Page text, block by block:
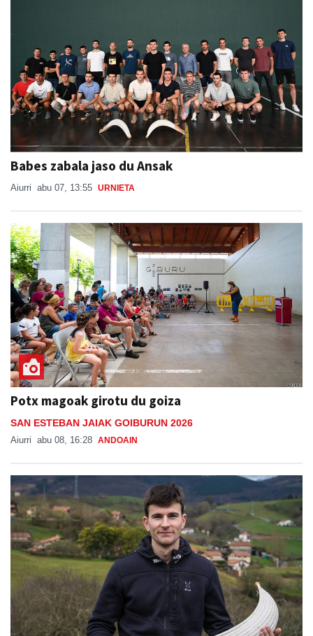
Babes zabala jaso du Ansak
Aiurri abu 07, 13:55 URNIETA
Potx magoak girotu du goiza
SAN ESTEBAN JAIAK GOIBURUN 2026
Aiurri abu 08, 16:28 ANDOAIN